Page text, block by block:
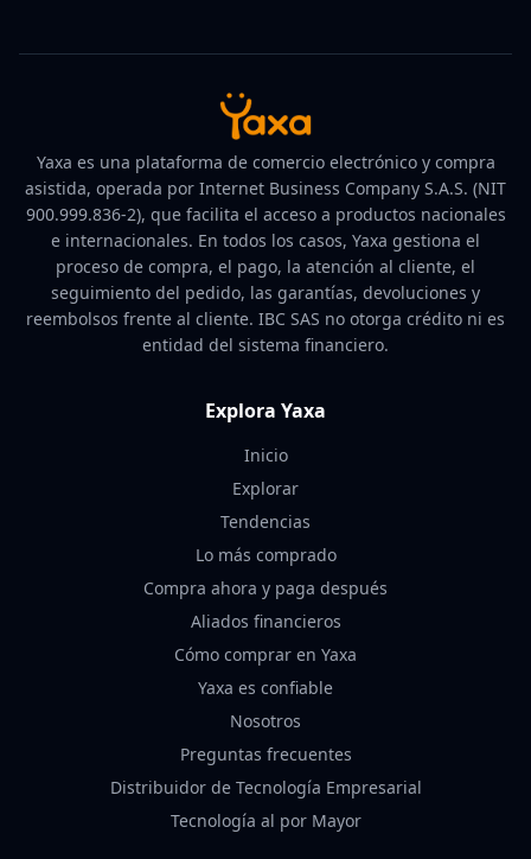
Yaxa es una plataforma de comercio electrónico y compra
asistida, operada por Internet Business Company S.A.S. (NIT
900.999.836-2), que facilita el acceso a productos nacionales
e internacionales. En todos los casos, Yaxa gestiona el
proceso de compra, el pago, la atención al cliente, el
seguimiento del pedido, las garantías, devoluciones y
reembolsos frente al cliente. IBC SAS no otorga crédito ni es
entidad del sistema financiero.
Explora Yaxa
Inicio
Explorar
Tendencias
Lo más comprado
Compra ahora y paga después
Aliados financieros
Cómo comprar en Yaxa
Yaxa es confiable
Nosotros
Preguntas frecuentes
Distribuidor de Tecnología Empresarial
Tecnología al por Mayor